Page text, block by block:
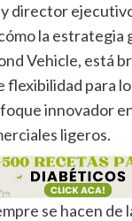
director
la estrategia
Vehicle, está
flexibilidad para
innovador
ligeros.
se hacen de